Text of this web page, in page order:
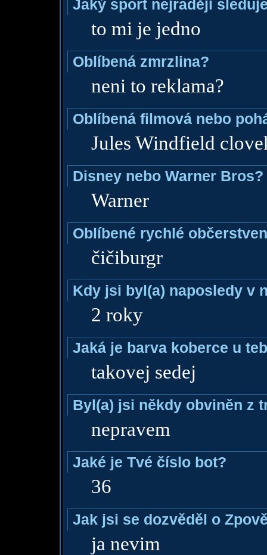
Jaký sport nejraději
to mi je jedno
Oblíbená zmrzlina?
neni to reklama?
Oblíbená filmová nebo
Jules Windfield
Disney nebo Warner Bros?
Warner
Oblíbené rychlé
čičiburgr
Kdy jsi byl(a) naposledy v
2 roky
Jaká je barva koberce u
takovej sedej
Byl(a) jsi někdy obviněn z
nepravem
Jaké je Tvé číslo bot?
36
Jak jsi se dozvěděl o
ja nevim